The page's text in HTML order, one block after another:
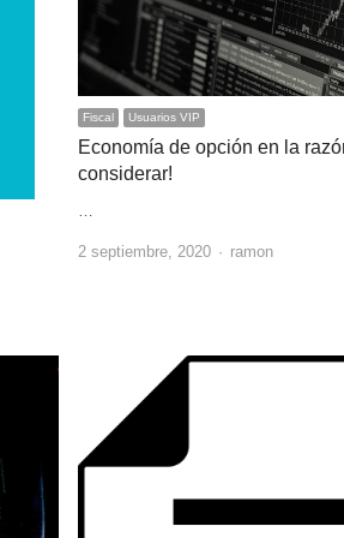
Fiscal Usuarios VIP
Economía de opción en la
considerar!
2 septiembre, 2020 Author
ramon